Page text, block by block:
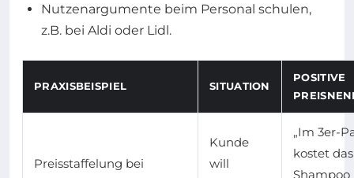
Nutzenargumente beim Personal schulen,
z.B. bei Aldi oder Lidl.
PRAXISBEISPIEL SITUATION
POSITIVE
Preisstaffelung bei
Kunde
will
„Im 3er-
kostet das
Shampoo